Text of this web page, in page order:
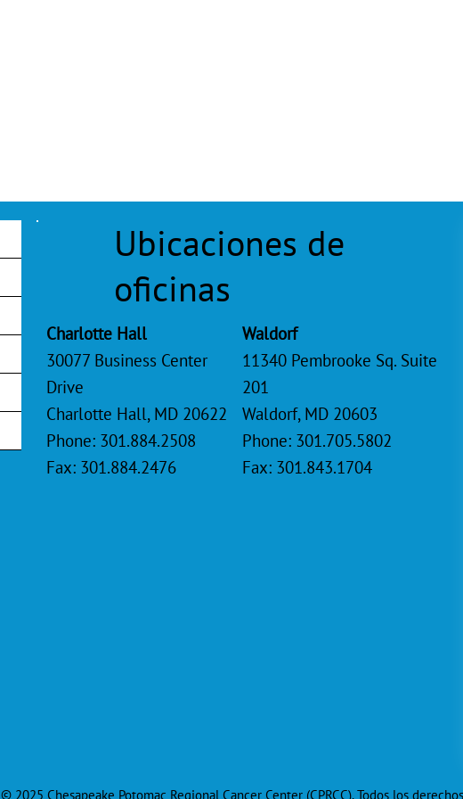
Ubicaciones de
oficinas
Charlotte Hall
30077 Business Center
Drive
Charlotte Hall, MD 20622
Phone: 301.884.2508
Fax: 301.884.2476
Waldorf
11340 Pembrooke Sq. Suite
201
Waldorf, MD 20603
Phone: 301.705.5802
Fax: 301.843.1704
© 2025 Chesapeake Potomac Regional Cancer Center (CPRCC). Todos los